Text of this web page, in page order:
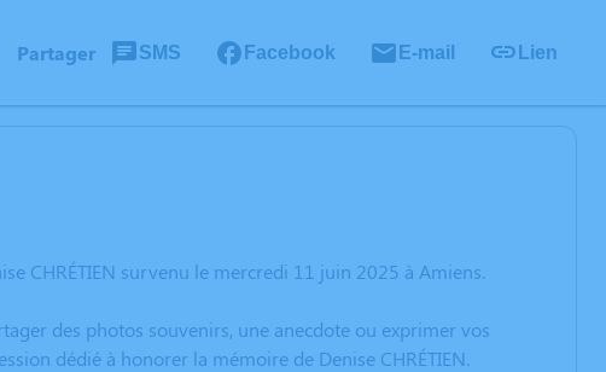
Partager SMS Facebook E-mail Lien
CHRÉTIEN survenu le mercredi 11 juin 2025 à Amiens.
des photos souvenirs, une anecdote ou exprimer vos
dédié à honorer la mémoire de Denise CHRÉTIEN.